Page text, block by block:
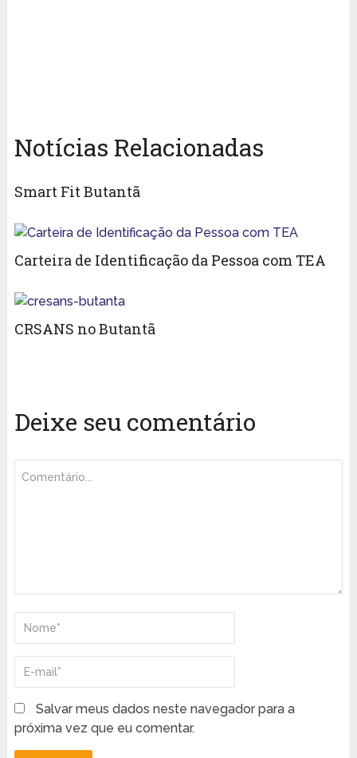
Notícias Relacionadas
Smart Fit Butantã
Carteira de Identificação da Pessoa com TEA
CRSANS no Butantã
Deixe seu comentário
Salvar meus dados neste navegador para a
próxima vez que eu comentar.